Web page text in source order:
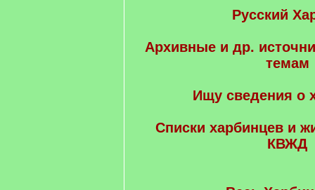
Русский
Архивные и др.
темам
Ищу сведения о
Cписки харбинцев и
КВЖД